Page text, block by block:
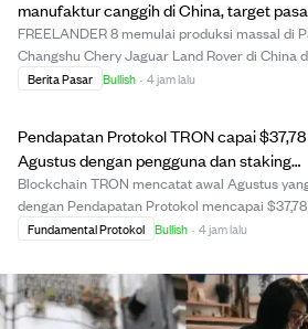
manufaktur canggih di China, target
termasuk Timur Tengah.
FREELANDER 8 memulai produksi massal di
Changshu Chery Jaguar Land Rover di China
investasi lebih dari $3,1 miliar, termasuk $440
cangg...
Berita Pasar Bullish · 4 jam lalu
Pendapatan Protokol TRON capai
Agustus dengan pengguna dan staking
meningkat.
Blockchain TRON mencatat awal Agustus
dengan Pendapatan Protokol mencapai
dalam lima hari pertama, rata-rata $7,56 juta
Pengguna Aktif Harian meningkat menjadi 4,...
Fundamental Protokol Bullish · 4 jam lalu